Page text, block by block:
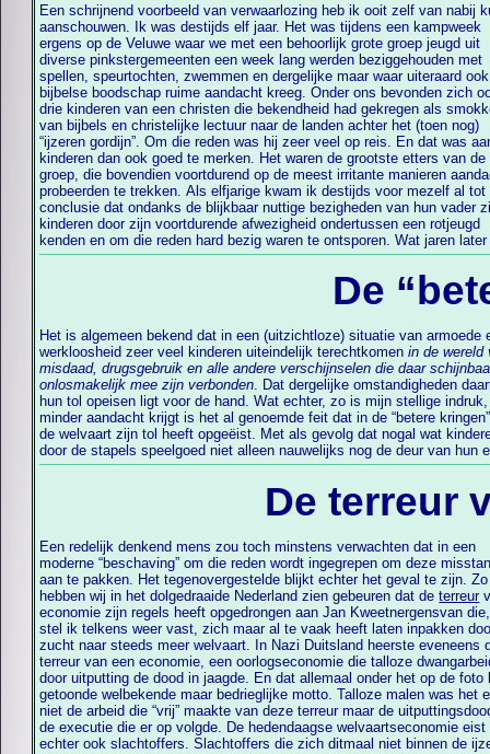
Een schrijnend voorbeeld van verwaarlozing heb ik ooit zelf van nabij
aanschouwen. Ik was destijds elf jaar. Het was tijdens een kampweek
ergens op de Veluwe waar we met een behoorlijk grote groep jeugd uit
diverse pinkstergemeenten een week lang werden beziggehouden met
spellen, speurtochten, zwemmen en dergelijke maar waar uiteraard
bijbelse boodschap ruime aandacht kreeg. Onder ons bevonden zich
drie kinderen van een christen die bekendheid had gekregen als
van bijbels en christelijke lectuur naar de landen achter het (toen nog)
“ijzeren gordijn”. Om die reden was hij zeer veel op reis. En dat was
kinderen dan ook goed te merken. Het waren de grootste etters van de
groep, die bovendien voortdurend op de meest irritante manieren
probeerden te trekken. Als elfjarige kwam ik destijds voor mezelf al tot
conclusie dat ondanks de blijkbaar nuttige bezigheden van hun vader
kinderen door zijn voortdurende afwezigheid ondertussen een rotjeugd
kenden en om die reden hard bezig waren te ontsporen. Wat jaren later
geheel onverwacht nog eens bevestigd werd door iemand die één
kinderen als volwassene had meegemaakt. Hoe het hen verder is vergaan is
mij onbekend, ik neem maar aan dat ze uiteindelijk toch goed terecht zijn
gekomen maar dat laatste kan niet wegnemen dat er al vroeg in hun leven
veel schade is ontstaan in hun kinderziel. Het hele voorval gaf mij
de overtuiging dat ook de schijnbaar nobele motieven van de christen
De
Het is algemeen bekend dat in een (uitzichtloze) situatie van armoede
werkloosheid zeer veel kinderen uiteindelijk terechtkomenin de wereld
misdaad, drugsgebruik en alle andere verschijnselen die daar
onlosmakelijk mee zijn verbonden. Dat dergelijke omstandigheden
hun tol opeisen ligt voor de hand. Wat echter, zo is mijn stellige
minder aandacht krijgt is het al genoemde feit dat in de “betere
de welvaart zijn tol heeft opgeëist. Met als gevolg dat nogal wat
door de stapels speelgoed niet alleen nauwelijks nog de deur van hun
De terreur
Een redelijk denkend mens zou toch minstens verwachten dat in een
moderne “beschaving” om die reden wordt ingegrepen om deze
aan te pakken. Het tegenovergestelde blijkt echter het geval te zijn. Zo
hebben wij in hetdolgedraaide Nederland zien gebeuren dat deterreur
economie zijn regels heeft opgedrongen aan Jan Kweetnergensvan
stel ik telkens weer vast, zich maar al te vaak heeft laten inpakken
zucht naar steeds meer welvaart. In Nazi Duitsland heerste eveneens
terreur van een economie, een oorlogseconomie die talloze
door uitputting de dood in jaagde. En dat allemaal onder het op de foto
getoonde welbekende maar bedrieglijke motto. Talloze malen was het
niet de arbeid die “vrij” maakte van deze terreur maar de
de executie die er op volgde. De hedendaagse welvaartseconomie eist
echter ook slachtoffers. Slachtoffers die zich ditmaal niet binnen de
realiteit is dat waar mensen zo in
worden genomen door al die
het de satan is gelukt dat men voor
dingen die eeuwig blijven geen tijd
over heeft. De Nazi terreur is nu
aangepast en in een ander jasje
maatpak) gestoken maar het is